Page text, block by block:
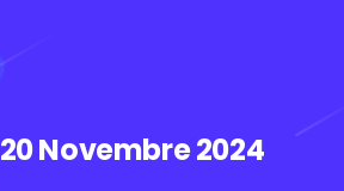
20 Novembre 2024